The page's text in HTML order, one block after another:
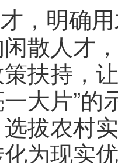
，明确
散人才
扶持，
大片”
拔农村
为现实